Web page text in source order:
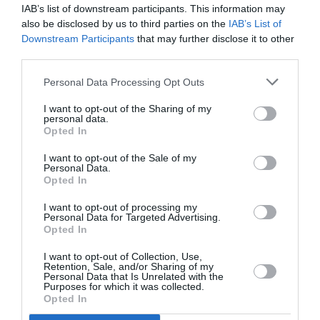
IAB’s list of downstream participants. This information may
also be disclosed by us to third parties on the IAB’s List of
Downstream Participants that may further disclose it to other
Personal Data Processing Opt Outs
I want to opt-out of the Sharing of my
personal data.
Opted In
I want to opt-out of the Sale of my
Personal Data.
Opted In
I want to opt-out of processing my
Personal Data for Targeted Advertising.
Opted In
I want to opt-out of Collection, Use,
Retention, Sale, and/or Sharing of my
Personal Data that Is Unrelated with the
Purposes for which it was collected.
Opted In
NOUS SOUTENIR
Vincent a commenté l'article :
Flynas ouvre une ligne directe entre Médine et
Bruxelles
Ibrahima commenté l'article :
Fiabilité du COMAC C919 : des anomalies signalées